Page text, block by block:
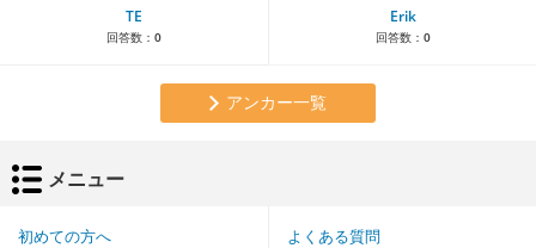
TE
回答数： 0
Erik
回答数： 0
アンカー一覧
メニュー
初めての方へ よくある質問